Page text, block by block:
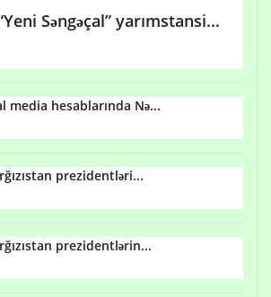
Səngəçal” yarımstansi...
media hesablarında Nə...
prezidentləri...
prezidentlərin...